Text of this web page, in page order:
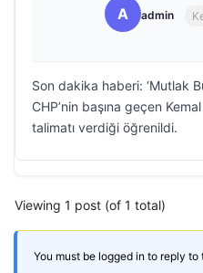
A admin
Son dakika haberi: ‘Mutlak
CHP’nin başına geçen Kemal
talimatı verdiği öğrenildi.
Viewing 1 post (of 1 total)
You must be logged in to reply to